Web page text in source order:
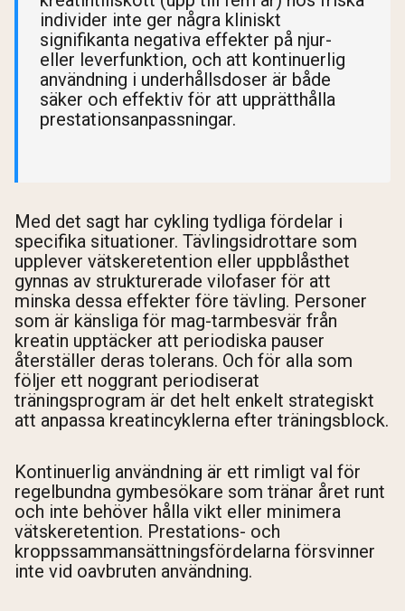
individer inte ger några kliniskt
signifikanta negativa effekter på njur-
eller leverfunktion, och att kontinuerlig
användning i underhållsdoser är både
säker och effektiv för att upprätthålla
prestationsanpassningar.
Med det sagt har cykling tydliga fördelar i
specifika situationer. Tävlingsidrottare som
upplever vätskeretention eller uppblåsthet
gynnas av strukturerade vilofaser för att
minska dessa effekter före tävling. Personer
som är känsliga för mag-tarmbesvär från
kreatin upptäcker att periodiska pauser
återställer deras tolerans. Och för alla som
följer ett noggrant periodiserat
träningsprogram är det helt enkelt strategiskt
att anpassa kreatincyklerna efter träningsblock.
Kontinuerlig användning är ett rimligt val för
regelbundna gymbesökare som tränar året runt
och inte behöver hålla vikt eller minimera
vätskeretention. Prestations- och
kroppssammansättningsfördelarna försvinner
inte vid oavbruten användning.